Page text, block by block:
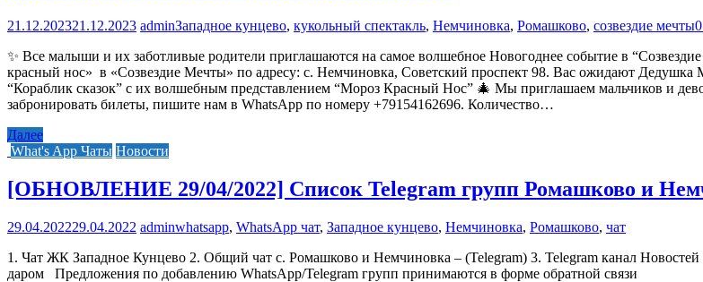
21.12.202321.12.2023 adminЗападное кунцево, кукольный спектакль, Немчиновка, Ромашково, созвездие мечты
✨ Все малыши и их заботливые родители приглашаются на самое волшебное Новогоднее событие в
красный нос» в «Созвездие Мечты» по адресу: с. Немчиновка, Советский проспект 98. Вас ожидают Дедушка
“Кораблик сказок” с их волшебным представлением “Мороз Красный Нос” 🎄 Мы приглашаем мальчиков и
забронировать билеты, пишите нам в WhatsApp по номеру +79154162696. Количество…
Далее
What's App Чаты Новости
[ОБНОВЛЕНИЕ 29/04/2022] Список Telegram групп Ромашково и
29.04.202229.04.2022 adminwhatsapp, WhatsApp чат, Западное кунцево, Немчиновка, Ромашково, чат
1. Чат ЖК Западное Кунцево 2. Общий чат с. Ромашково и Немчиновка – (Telegram) 3. Telegram канал
даром Предложения по добавлению WhatsApp/Telegram групп принимаются в форме обратной связи